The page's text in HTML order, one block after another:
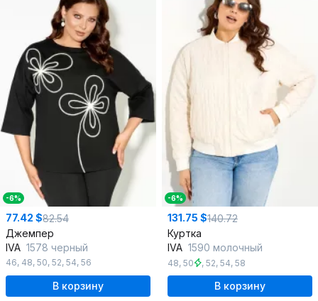
-6%
77.42 $82.54
Джемпер
IVA 1578 черный
46, 48, 50, 52, 54, 56
В корзину
-6%
131.75 $140.72
Куртка
IVA 1590 молочный
48, 50 , 52, 54, 58
В корзину